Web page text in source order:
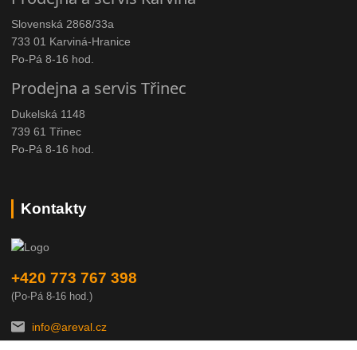
Slovenská 2868/33a
733 01 Karviná-Hranice
Po-Pá 8-16 hod.
Prodejna a servis Třinec
Dukelská 1148
739 61 Třinec
Po-Pá 8-16 hod.
Kontakty
+420 773 767 398
(Po-Pá 8-16 hod.)
info@areval.cz